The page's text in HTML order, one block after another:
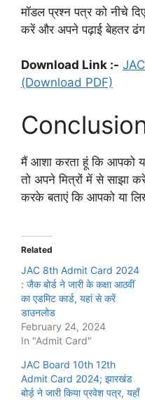
मॉडल प्रश्न पत्र को नीचे
करें और अपने पढ़ाई बेहतर
Download Link :-
(Download PDF)
मैं आशा करता हूं कि आपको
तो अपने मित्रों में से साझा
करके बताएं कि आपको या
Related
JAC 8th Admit Card 2024
: जैक बोर्ड ने जारी के कक्षा आठवीं
का एडमिट कार्ड, यहां से करें
डाउनलोड
February 24, 2024
In "Admit Card"
JAC Board 10th 12th
Admit Card 2024; झारखंड
बोर्ड़ ने जारी किया प्रवेश पत्र, यहाँ